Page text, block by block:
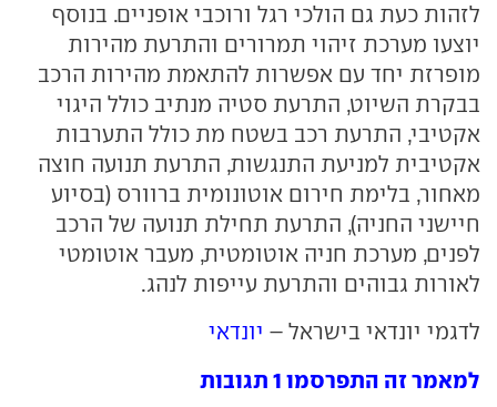
לזהות כעת גם הולכי רגל ורוכבי אופניים. בנוסף
יוצעו מערכת זיהוי תמרורים והתרעת מהירות
מופרזת יחד עם אפשרות להתאמת מהירות הרכב
בבקרת השיוט, התרעת סטיה מנתיב כולל היגוי
אקטיבי, התרעת רכב בשטח מת כולל התערבות
אקטיבית למניעת התנגשות, התרעת תנועה חוצה
מאחור, בלימת חירום אוטונומית ברוורס (בסיוע
חיישני החניה), התרעת תחילת תנועה של הרכב
לפנים, מערכת חניה אוטומטית, מעבר אוטומטי
לאורות גבוהים והתרעת עייפות לנהג.
לדגמי יונדאי בישראל – יונדאי
למאמר זה התפרסמו 1 תגובות